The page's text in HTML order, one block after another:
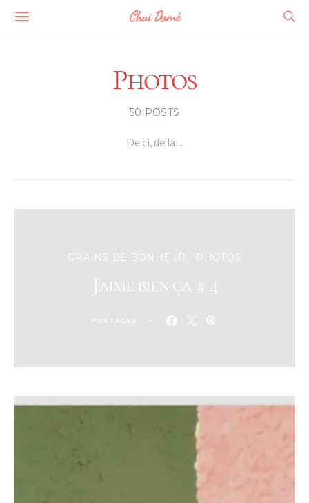
Chai Dumè
Photos
50 POSTS
De ci, de là…
GRAINS DE BONHEUR PHOTOS
J’aime bien ça # 4